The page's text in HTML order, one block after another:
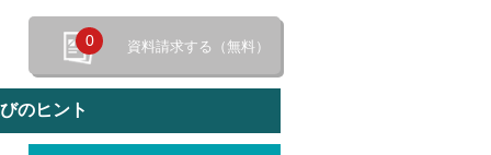
0 資料請求する（無料）
のヒント